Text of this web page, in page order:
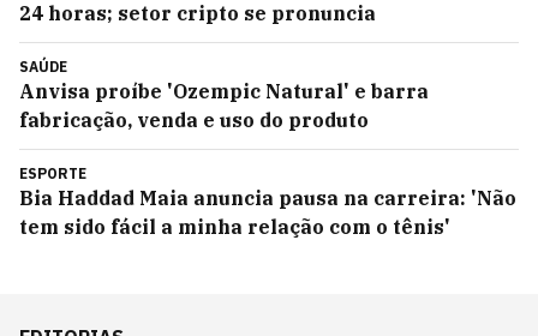
24 horas; setor cripto se pronuncia
SAÚDE
Anvisa proíbe 'Ozempic Natural' e barra
fabricação, venda e uso do produto
ESPORTE
Bia Haddad Maia anuncia pausa na carreira: 'Não
tem sido fácil a minha relação com o tênis'